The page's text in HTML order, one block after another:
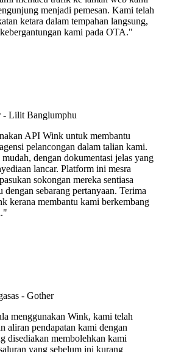
menjadi pemesan. Kami telah
ketara dalam tempahan langsung,
kami pada OTA."
- Lilit Banglumphu
API Wink untuk membantu
pelancongan dalam talian kami.
mudah, dengan dokumentasi jelas yang
lancar. Platform ini mesra
sokongan mereka sentiasa
dengan sebarang pertanyaan. Terima
kerana membantu kami berkembang
- Gother
menggunakan Wink, kami telah
aliran pendapatan kami dengan
disediakan membolehkan kami
yang sebelum ini kurang